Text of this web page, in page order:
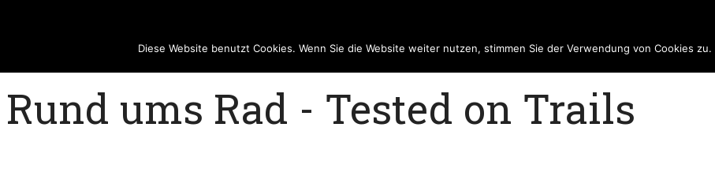
Rund ums Rad - Tested on Trails
Diese Website benutzt Cookies. Wenn Sie die Website weiter nutzen, stimmen Sie der Verwendung von Cookies zu.